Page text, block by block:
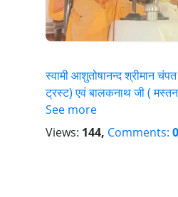
स्वामी आशुतोषानन्द श्रीमान
ट्रस्ट) एवं बालकनाथ जी (
See more
Views: 144, Comments: 0